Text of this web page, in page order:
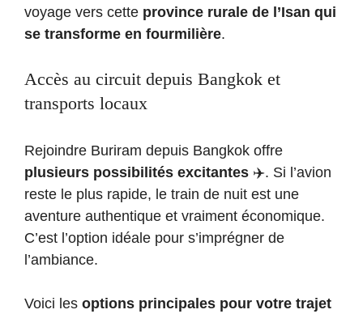
voyage vers cette province rurale de l’Isan qui
se transforme en fourmilière.
Accès au circuit depuis Bangkok et
transports locaux
Rejoindre Buriram depuis Bangkok offre
plusieurs possibilités excitantes ✈️. Si l’avion
reste le plus rapide, le train de nuit est une
aventure authentique et vraiment économique.
C’est l’option idéale pour s’imprégner de
l’ambiance.
Voici les options principales pour votre trajet